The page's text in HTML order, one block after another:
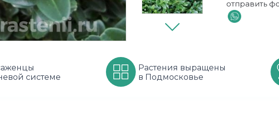
отправить
системе
Растения выращены
в Подмосковье